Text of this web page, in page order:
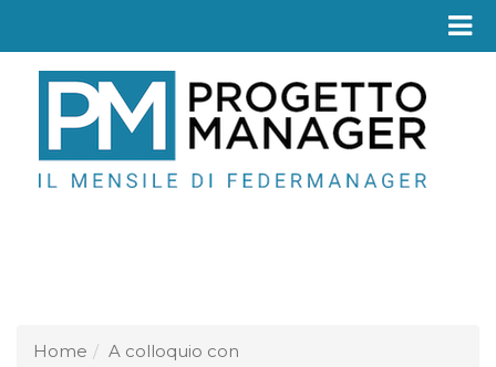
Home
A colloquio con